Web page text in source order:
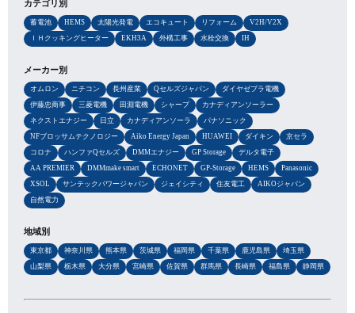
カテゴリ別
蓄電池 HEMS 太陽光発電 エコキュート リフォーム
V2H/V2X
ＩＨクッキングヒーター
EKH3A 外構工事 水栓交換 IH
メーカー別
オムロン ニチコン 長州産業 Qセルズジャパン
ダイヤゼブラ電機
伊藤忠商事
三菱電機 田淵電機 シャープ
カナディアンソーラー
ネクストエナジー
日立 カナディアンソーラ
パナソニック
NFブロッサムテクノロジー
Aiko Energy Japan HUAWEI ダイキン
京セラ
コロナ
ハンファQセルズ DMMエナジー GP Storage
デルタ電子
AA PREMIER
DMMmake smart ECHONET GP-Storage HEMS
Panasonic
XSOL
サンテックパワージャパン ジェイシティ 住友電工
AIKOジャパン
自然電力
地域別
東京都 神奈川県 熊本県 茨城県 福岡県 千葉県 鹿児島県
埼玉県
山梨県
栃木県 大分県 宮崎県 佐賀県 群馬県 長崎県 福島県 静岡県